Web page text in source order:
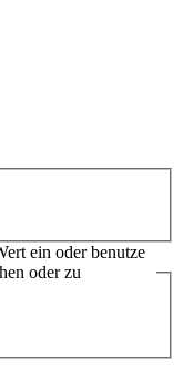
ein oder benutze
oder zu